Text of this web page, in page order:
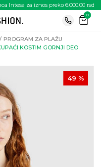
Intesa za iznos preko 6.000.00 rsd
0
PROGRAM ZA PLAŽU
KOSTIM GORNJI DEO
49 %